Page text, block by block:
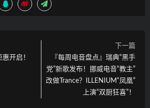
开启！
下一篇
『每周电音盘点』瑞典“黑手
党”新歌发布！挪威电音“教主”
改做Trance？ILLENIUM“凤凰”
上演“双厨狂喜”！